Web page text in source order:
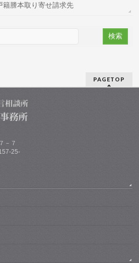
籍謄本取り寄せ請求先
PAGETOP
－７
25-